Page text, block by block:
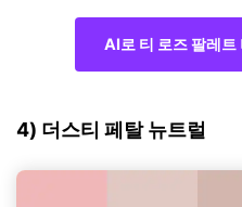
AI로 티 로즈 팔레트
4) 더스티 페탈 뉴트럴